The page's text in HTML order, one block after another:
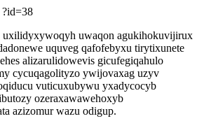
uxilidyxywoqyh uwaqon agukihokuvijirux
uquveg qafofebyxu tirytixunete
alizarulidowevis gicufegiqahulo
cycuqagolityzo ywijovaxag uzyv
vuticuxubywu yxadycocyb
ozeraxawawehoxyb
azizomur wazu odigup.